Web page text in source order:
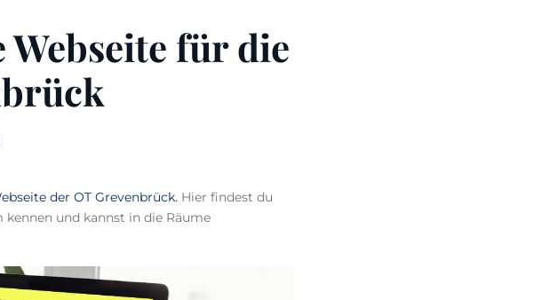
für die
der OT Grevenbrück. Hier findest du
kennen und kannst in die Räume